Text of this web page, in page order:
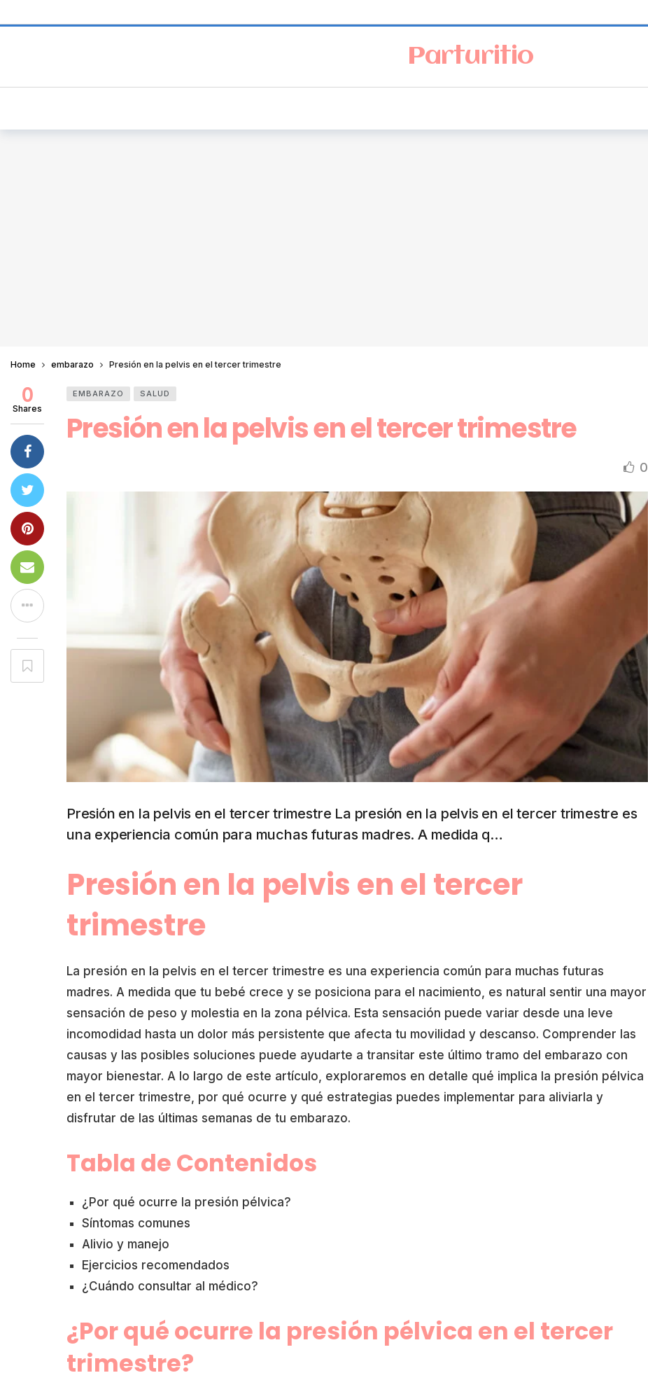
Parturitio
Home embarazo Presión en la pelvis en el tercer trimestre
EMBARAZO SALUD
Presión en la pelvis en el tercer trimestre
0
0
Shares
Presión en la pelvis en el tercer trimestre La presión en la pelvis en el tercer trimestre es
una experiencia común para muchas futuras madres. A medida q…
Presión en la pelvis en el tercer
trimestre
La presión en la pelvis en el tercer trimestre es una experiencia común para muchas futuras
madres. A medida que tu bebé crece y se posiciona para el nacimiento, es natural sentir una mayor
sensación de peso y molestia en la zona pélvica. Esta sensación puede variar desde una leve
incomodidad hasta un dolor más persistente que afecta tu movilidad y descanso. Comprender las
causas y las posibles soluciones puede ayudarte a transitar este último tramo del embarazo con
mayor bienestar. A lo largo de este artículo, exploraremos en detalle qué implica la presión pélvica
en el tercer trimestre, por qué ocurre y qué estrategias puedes implementar para aliviarla y
disfrutar de las últimas semanas de tu embarazo.
Tabla de Contenidos
¿Por qué ocurre la presión pélvica?
Síntomas comunes
Alivio y manejo
Ejercicios recomendados
¿Cuándo consultar al médico?
¿Por qué ocurre la presión pélvica en el tercer
trimestre?